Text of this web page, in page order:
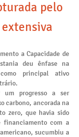
pelo
extensiva
a Capacidade de
deu ênfase na
principal ativo
um progresso a ser
carbono, ancorada na
zero, que havia sido
financiamento com a
sucumbiu a